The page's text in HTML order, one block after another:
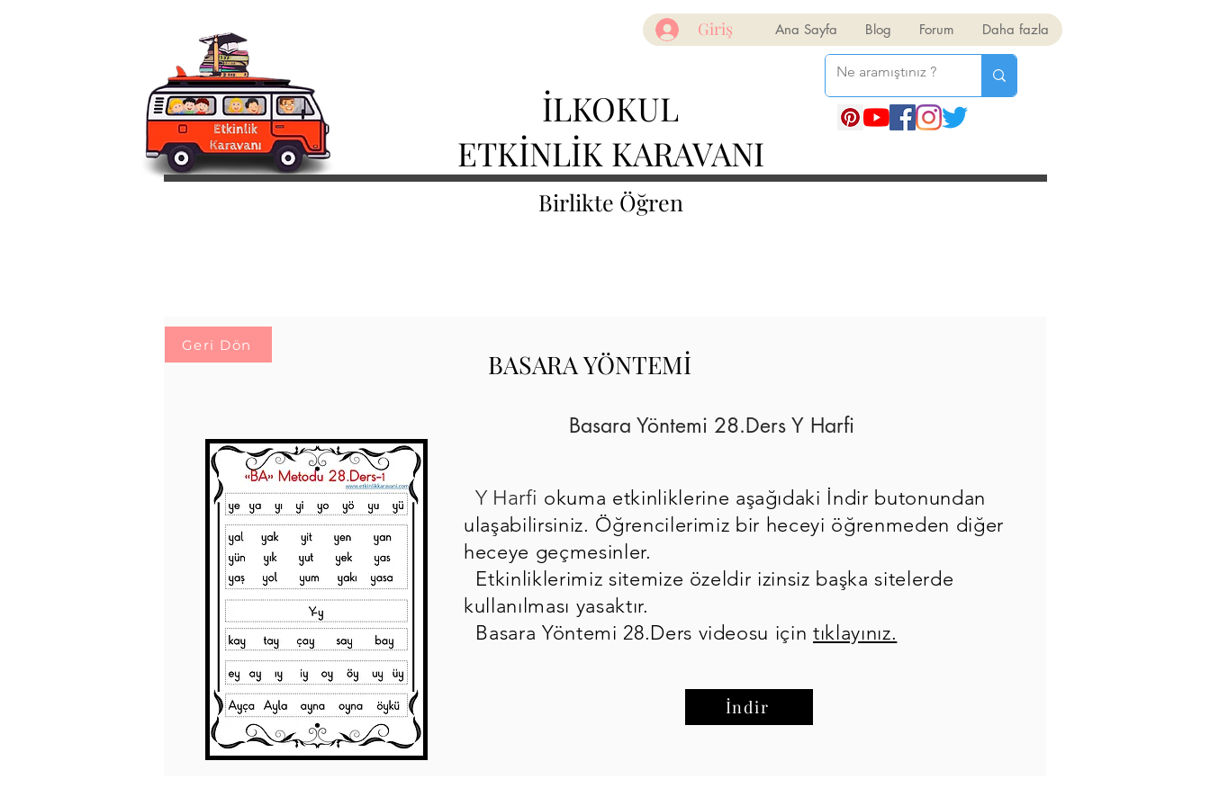
Ana Sayfa Blog Forum Daha fazla
Giriş
İLKOKUL
ETKİNLİK KARAVANI
Birlikte Öğren
Geri Dön
BASARA YÖNTEMİ
Basara Yöntemi 28.Ders Y Harfi
Y Harfi okuma etkinliklerine aşağıdaki İndir butonundan
ulaşabilirsiniz. Öğrencilerimiz bir heceyi öğrenmeden diğer
heceye geçmesinler.
Etkinliklerimiz sitemize özeldir izinsiz başka sitelerde
kullanılması yasaktır.
Basara Yöntemi 28.Ders videosu içintıklayınız.
İndir